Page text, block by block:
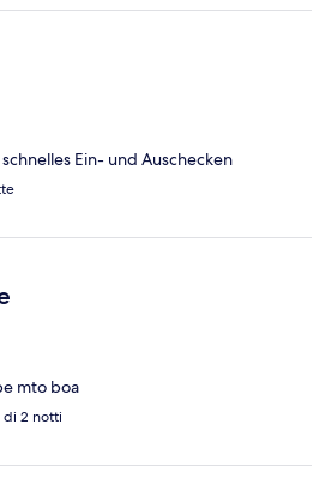
Ein- und Auschecken
mto boa
di 2 notti